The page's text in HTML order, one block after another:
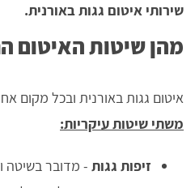
שירותי איטום גגות באורנית.
מהן שיטות האיטום
איטום גגות באורנית ובכל מקום
משתי שיטות עיקריות:
זיפות גגות - מדובר בשיטה